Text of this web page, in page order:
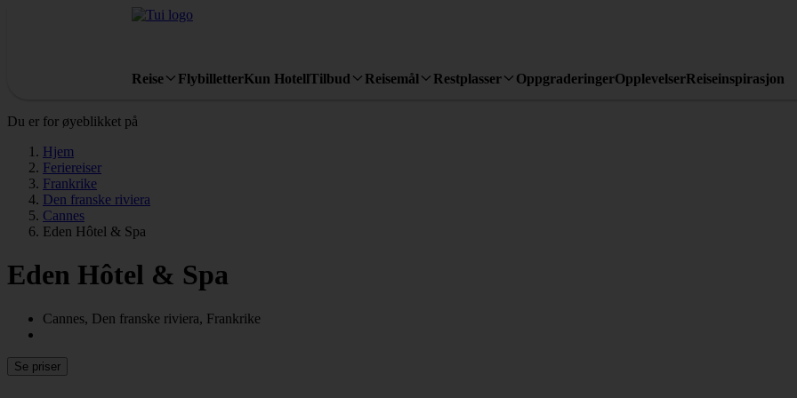
Reise FlybilletterKun HotellTilbud Reisemål Restplasser OppgraderingerOpplevelserReiseinspirasjon
Du er for øyeblikket på
Hjem
Feriereiser
Frankrike
Den franske riviera
Cannes
Eden Hôtel & Spa
Eden Hôtel & Spa
Cannes, Den franske riviera, Frankrike
Se priser